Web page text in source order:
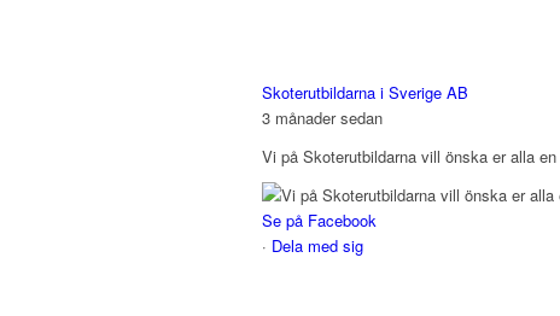
Skoterutbildarna i Sverige AB
3 månader sedan
Vi på Skoterutbildarna vill önska er alla
Se på Facebook
· Dela med sig